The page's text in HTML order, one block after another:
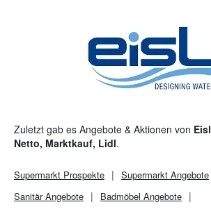
Zuletzt gab es Angebote & Aktionen von Eisl
Netto, Marktkauf, Lidl.
Supermarkt Prospekte Supermarkt Angebote
Sanitär Angebote
Badmöbel Angebote